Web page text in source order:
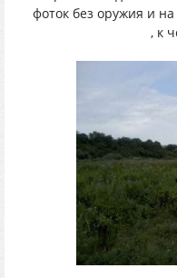
фоток без оружия и
, к